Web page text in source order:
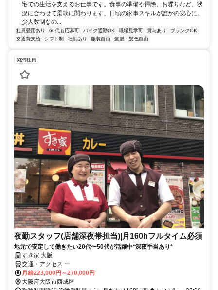
宅での生活を支えるお仕事です。食事の準備や掃除、お喋りなど、状
況に合わせて柔軟に関わります。日頃の家事スキルが誰かの安心に。
少人数制なの...
社員登用あり 60代も応募可 バイク通勤OK 職場見学可 賞与あり
ブランクOK
交通費支給
シフト制 社割あり 服装自由 髪型・髪色自由
契約社員
夜勤スタッフ(店舗深夜帯担当)|月160hフルタイム必須
地元で安定して働きたい20代〜50代が活躍中*深夜手当あり*
すき家 大阪
交通・アクセス ー
月給223,000円～270,000円
大阪府大阪市西成区